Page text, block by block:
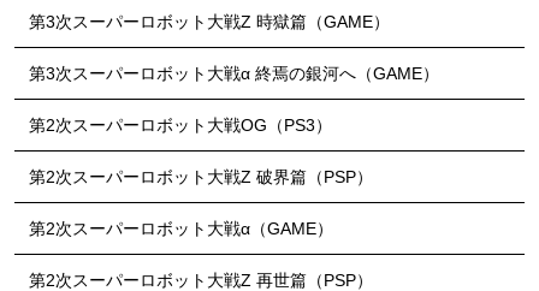
第3次スーパーロボット大戦Z 時獄篇（GAME）
第3次スーパーロボット大戦α 終焉の銀河へ（GAME）
第2次スーパーロボット大戦OG（PS3）
第2次スーパーロボット大戦Z 破界篇（PSP）
第2次スーパーロボット大戦α（GAME）
第2次スーパーロボット大戦Z 再世篇（PSP）